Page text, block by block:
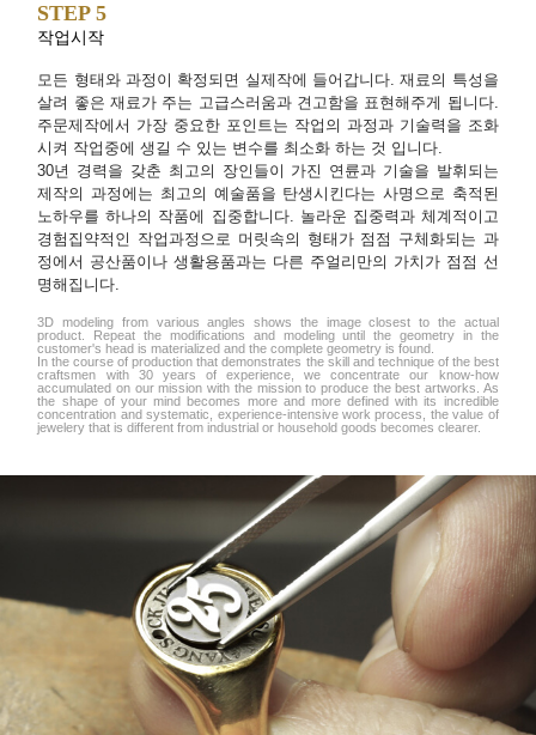
STEP 5
작업시작
모든 형태와 과정이 확정되면 실제작에 들어갑니다. 재료의 특성을
살려 좋은 재료가 주는 고급스러움과 견고함을 표현해주게 됩니다.
주문제작에서 가장 중요한 포인트는 작업의 과정과 기술력을 조화
시켜 작업중에 생길 수 있는 변수를 최소화 하는 것 입니다.
30년 경력을 갖춘 최고의 장인들이 가진 연륜과 기술을 발휘되는
제작의 과정에는 최고의 예술품을 탄생시킨다는 사명으로 축적된
노하우를 하나의 작품에 집중합니다. 놀라운 집중력과 체계적이고
경험집약적인 작업과정으로 머릿속의 형태가 점점 구체화되는 과
정에서 공산품이나 생활용품과는 다른 주얼리만의 가치가 점점 선
명해집니다.
3D modeling from various angles shows the image closest to the actual
product. Repeat the modifications and modeling until the geometry in the
customer's head is materialized and the complete geometry is found.
In the course of production that demonstrates the skill and technique of the best
craftsmen with 30 years of experience, we concentrate our know-how
accumulated on our mission with the mission to produce the best artworks. As
the shape of your mind becomes more and more defined with its incredible
concentration and systematic, experience-intensive work process, the value of
jewelery that is different from industrial or household goods becomes clearer.